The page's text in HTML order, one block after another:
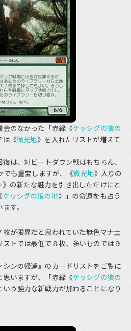
のなかった「赤緑《ケッシグの狼の
は《微光地》を入れたリストが増えて
は、対ビートダウン戦はもちろん、
でも重宝しますが、《微光地》入りの
》の新たな魅力を引き出しただけにと
ケッシグの狼の地》」の命運をも占う
す。
が限界だと思われていた無色マナ土
ストでは最低で８枚、多いものでは９
ンの帰還』のカードリストをご覧に
思いますが、「赤緑《ケッシグの狼の
いう強力な新戦力が加わることになり